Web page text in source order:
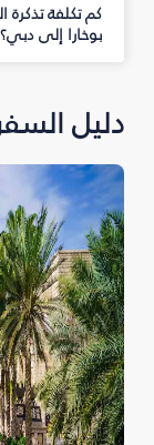
كم تكلفة تذكرة
بوخارا إلى دبي؟
دليل